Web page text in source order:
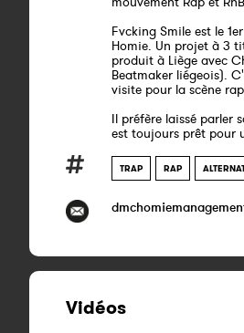
Fvcking Smile est le
Homie. Un projet à 3
produit à Liège avec
Beatmaker liégeois).
visite pour la scène
Il préfère laissé parler
est toujours prêt pour
TRAP RAP
Vidéos